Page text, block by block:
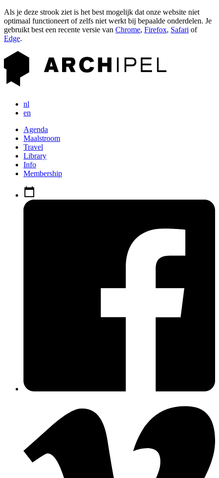
Als je deze strook ziet is het best mogelijk dat onze website niet
optimaal functioneert of zelfs niet werkt bij bepaalde onderdelen. Je
gebruikt best een recente versie van Chrome, Firefox, Safari of
Edge.
nl
en
Agenda
Maalstroom
Travel
Library
Info
Membership